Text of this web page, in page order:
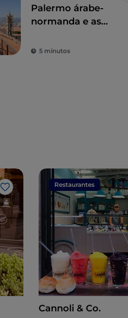
Palermo árabe-
normanda e as
e Monreale
5 minutos
Gosto
Restaurantes
Cannoli & Co.